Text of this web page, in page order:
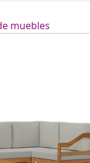
muebles